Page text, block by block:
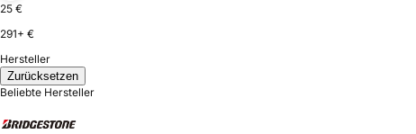
25 €
291+ €
Hersteller
Zurücksetzen
Beliebte Hersteller